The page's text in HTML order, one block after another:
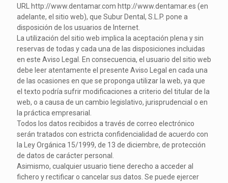
URL http://www.dentamar.com http://www.dentamar.es (en
adelante, el sitio web), que Subur Dental, S.L.P. pone a
disposición de los usuarios de Internet.
La utilización del sitio web implica la aceptación plena y sin
reservas de todas y cada una de las disposiciones incluidas
en este Aviso Legal. En consecuencia, el usuario del sitio web
debe leer atentamente el presente Aviso Legal en cada una
de las ocasiones en que se proponga utilizar la web, ya que
el texto podría sufrir modificaciones a criterio del titular de la
web, o a causa de un cambio legislativo, jurisprudencial o en
la práctica empresarial.
Todos los datos recibidos a través de correo electrónico
serán tratados con estricta confidencialidad de acuerdo con
la Ley Orgánica 15/1999, de 13 de diciembre, de protección
de datos de carácter personal.
Asimismo, cualquier usuario tiene derecho a acceder al
fichero y rectificar o cancelar sus datos. Se puede ejercer